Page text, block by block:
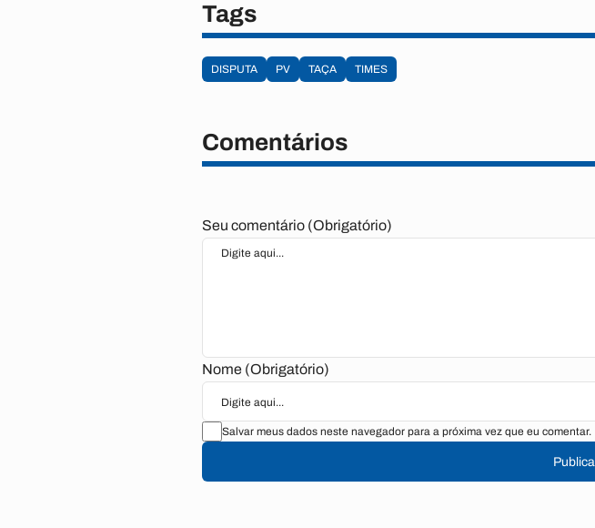
Tags
DISPUTA PV TAÇA TIMES
Comentários
Seu comentário (Obrigatório)
Nome (Obrigatório)
Salvar meus dados neste navegador para a próxima vez que eu comentar.